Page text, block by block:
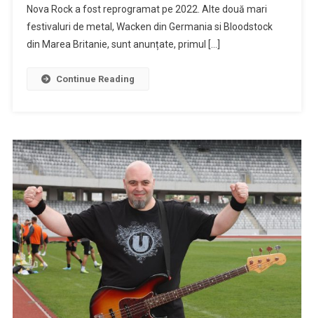
a
anulat!
Ca
Austria
industria
de
timp
liber
sprijinită
Nova Rock a fost reprogramat pe 2022. Alte două mari
festivaluri de metal, Wacken din Germania si Bloodstock
din Marea Britanie, sunt anunțate, primul […]
Continue Reading